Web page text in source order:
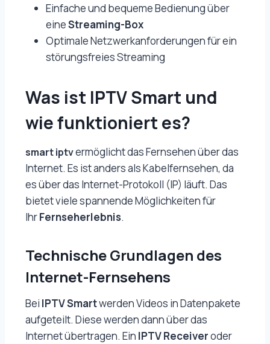
Einfache und bequeme Bedienung über
eineStreaming-Box
Optimale Netzwerkanforderungen für ein
störungsfreies Streaming
Was ist IPTV Smart und
wie funktioniert es?
smart iptvermöglicht das Fernsehen über das
Internet. Es ist anders als Kabelfernsehen, da
es über das Internet-Protokoll (IP) läuft. Das
bietet viele spannende Möglichkeiten für
IhrFernseherlebnis.
Technische Grundlagen des
Internet-Fernsehens
Bei IPTV Smartwerden Videos in Datenpakete
aufgeteilt. Diese werden dann über das
Internet übertragen. Ein IPTV Receiveroder